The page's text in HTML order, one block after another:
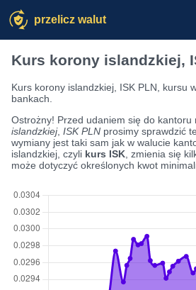
przelicz walut
Kurs korony islandzkiej,
Kurs korony islandzkiej, ISK PLN, kursu
bankach.
Ostrożny! Przed udaniem się do kantoru
islandzkiej, ISK PLN prosimy sprawdzić
wymiany jest taki sam jak w walucie
islandzkiej, czyli kurs ISK , zmienia się
może dotyczyć określonych kwot